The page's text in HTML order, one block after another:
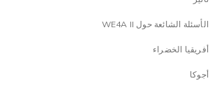
الأسئلة الشائعة حول WE4A II
أفريقيا الخضراء
أجوكا